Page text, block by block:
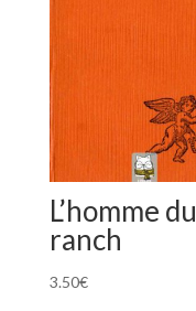
L’homme du
ranch
3.50€